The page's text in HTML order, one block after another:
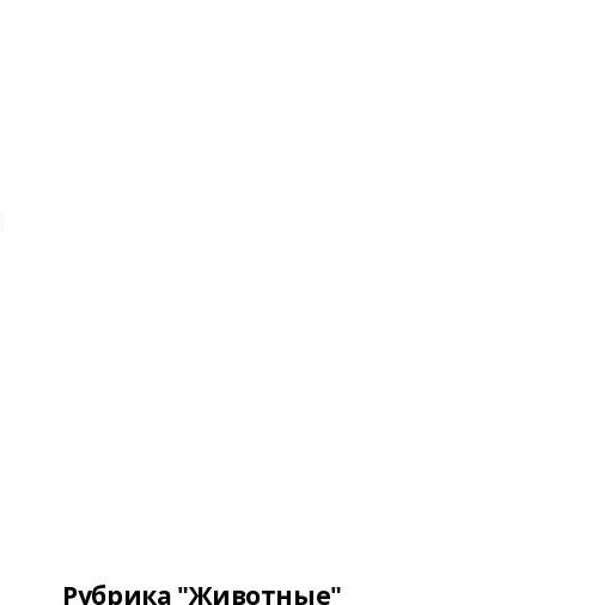
Рубрика "Животные"